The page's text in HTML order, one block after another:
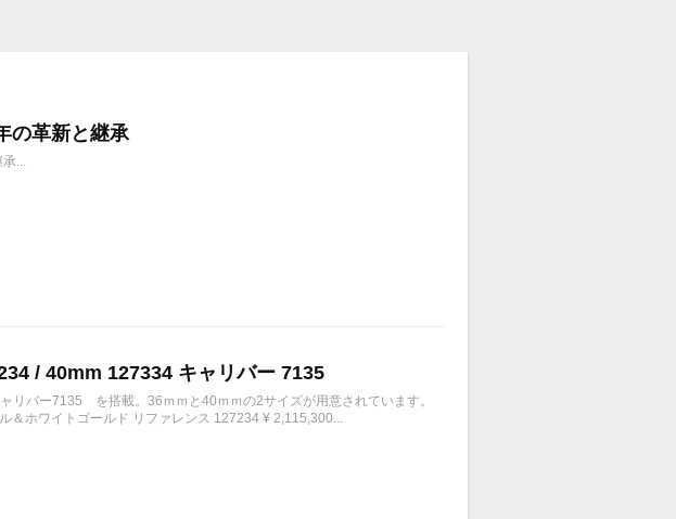
の革新と継承
承...
/ 40mm 127334 キャリバー 7135
バー7135 を搭載。36ｍｍと40ｍｍの2サイズが用意されています。
＆ホワイトゴールド リファレンス 127234 ¥ 2,115,300...